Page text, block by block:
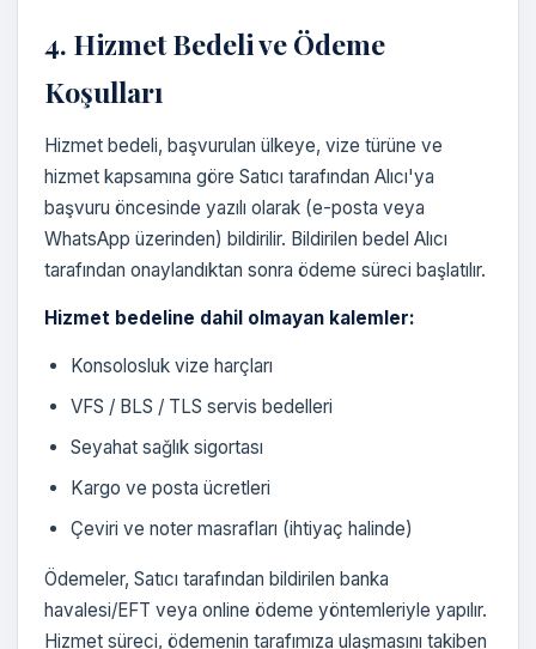
4. Hizmet Bedeli ve Ödeme
Koşulları
Hizmet bedeli, başvurulan ülkeye, vize türüne ve
hizmet kapsamına göre Satıcı tarafından Alıcı'ya
başvuru öncesinde yazılı olarak (e-posta veya
WhatsApp üzerinden) bildirilir. Bildirilen bedel Alıcı
tarafından onaylandıktan sonra ödeme süreci başlatılır.
Hizmet bedeline dahil olmayan kalemler:
Konsolosluk vize harçları
VFS / BLS / TLS servis bedelleri
Seyahat sağlık sigortası
Kargo ve posta ücretleri
Çeviri ve noter masrafları (ihtiyaç halinde)
Ödemeler, Satıcı tarafından bildirilen banka
havalesi/EFT veya online ödeme yöntemleriyle yapılır.
Hizmet süreci, ödemenin tarafımıza ulaşmasını takiben